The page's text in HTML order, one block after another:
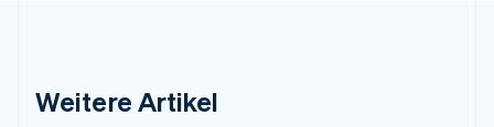
Weitere Artikel
English